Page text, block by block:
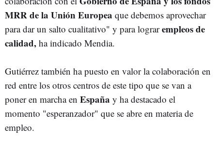
MRR de la Unión Europea que debemos aprovechar
para dar un salto cualitativo" y para lograrempleos de
calidad, ha indicado Mendia.
Gutiérrez también ha puesto en valor la colaboración en
red entre los otros centros de este tipo que se van a
poner en marcha en España y ha destacado el
momento "esperanzador" que se abre en materia de
empleo.